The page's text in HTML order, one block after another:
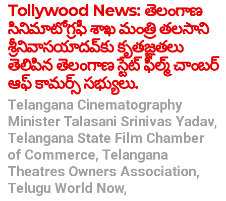
Tollywood News: తెలంగాణ
సినిమాటోగ్రఫీ శాఖ మంత్రి తలసాని
శ్రీనివాసయాదవ్‌కు కృతజ్ఞతలు
తెలిపిన తెలంగాణ స్టేట్‌ ఫిల్మ్‌ చాంబర్‌
ఆఫ్‌ కామర్స్ స‌భ్యులు.
Telangana Cinematography
Minister Talasani Srinivas Yadav,
Telangana State Film Chamber
of Commerce, Telangana
Theatres Owners Association,
Telugu World Now,